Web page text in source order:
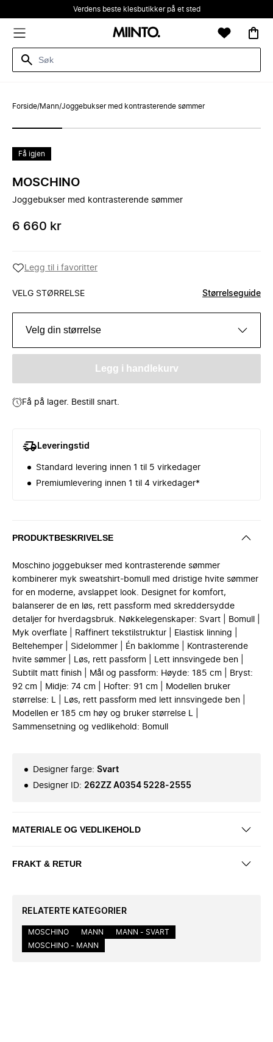
Verdens beste klesbutikker på et sted
Forside/Mann/Joggebukser med kontrasterende sømmer
Få igjen
MOSCHINO
Joggebukser med kontrasterende sømmer
6 660 kr
Legg til i favoritter
VELG STØRRELSE Størrelseguide
Velg din størrelse
Legg i handlekurv
Få på lager. Bestill snart.
Leveringstid
Standard levering innen 1 til 5 virkedager
Premiumlevering innen 1 til 4 virkedager*
PRODUKTBESKRIVELSE
Moschino joggebukser med kontrasterende sømmer
kombinerer myk sweatshirt-bomull med dristige hvite sømmer
for en moderne, avslappet look. Designet for komfort,
balanserer de en løs, rett passform med skreddersydde
detaljer for hverdagsbruk. Nøkkelegenskaper: Svart | Bomull |
Myk overflate | Raffinert tekstilstruktur | Elastisk linning |
Beltehemper | Sidelommer | Én baklomme | Kontrasterende
hvite sømmer | Løs, rett passform | Lett innsvingede ben |
Subtilt matt finish | Mål og passform: Høyde: 185 cm | Bryst:
92 cm | Midje: 74 cm | Hofter: 91 cm | Modellen bruker
størrelse: L | Løs, rett passform med lett innsvingede ben |
Modellen er 185 cm høy og bruker størrelse L |
Sammensetning og vedlikehold: Bomull
Designer farge: Svart
Designer ID: 262ZZ A0354 5228-2555
MATERIALE OG VEDLIKEHOLD
FRAKT & RETUR
RELATERTE KATEGORIER
MOSCHINO MANN
MANN - SVART
MOSCHINO - MANN